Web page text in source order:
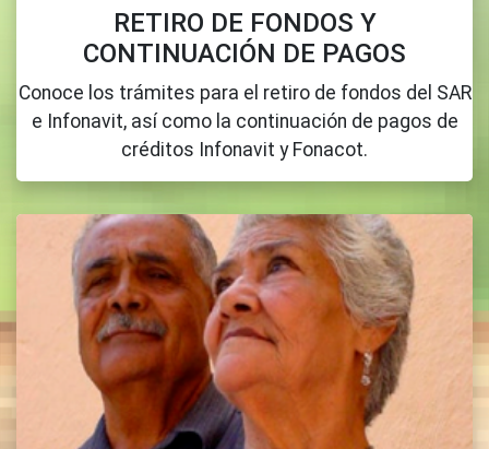
RETIRO DE FONDOS Y
CONTINUACIÓN DE PAGOS
Conoce los trámites para el retiro de fondos del SAR
e Infonavit, así como la continuación de pagos de
créditos Infonavit y Fonacot.